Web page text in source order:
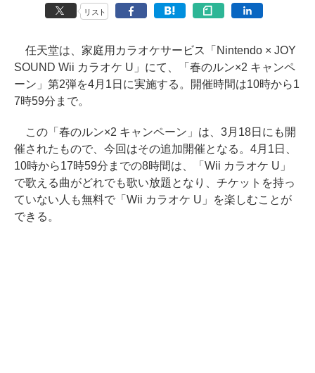
リスト
任天堂は、家庭用カラオケサービス「Nintendo × JOY
SOUND Wii カラオケ U」にて、「春のルン×2 キャンペ
ーン」第2弾を4月1日に実施する。開催時間は10時から1
7時59分まで。
この「春のルン×2 キャンペーン」は、3月18日にも開
催されたもので、今回はその追加開催となる。4月1日、
10時から17時59分までの8時間は、「Wii カラオケ U」
で歌える曲がどれでも歌い放題となり、チケットを持っ
ていない人も無料で「Wii カラオケ U」を楽しむことが
できる。